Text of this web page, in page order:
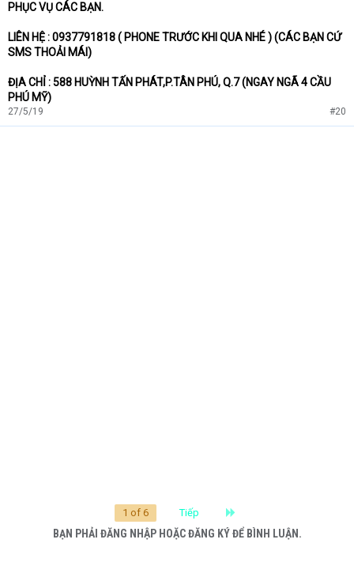
PHỤC VỤ CÁC BẠN.
LIÊN HỆ : 0937791818 ( PHONE TRƯỚC KHI QUA NHÉ ) (CÁC BẠN CỨ
SMS THOẢI MÁI)
ĐỊA CHỈ : 588 HUỲNH TẤN PHÁT,P.TÂN PHÚ, Q.7 (NGAY NGÃ 4 CẦU
PHÚ MỸ)
27/5/19 #20
1 of 6 Tiếp
BẠN PHẢI ĐĂNG NHẬP HOẶC ĐĂNG KÝ ĐỂ BÌNH LUẬN.